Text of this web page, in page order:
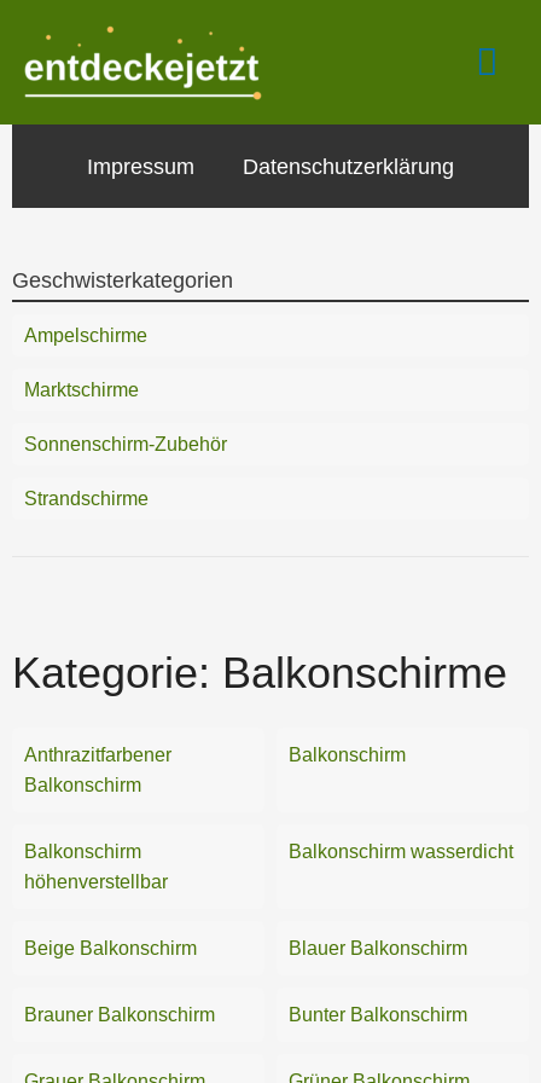
springen
Geschwisterkategorien
Ampelschirme
Marktschirme
Sonnenschirm-Zubehör
Strandschirme
Kategorie: Balkonschirme
Anthrazitfarbener
Balkonschirm
Balkonschirm
Balkonschirm
höhenverstellbar
Balkonschirm wasserdicht
Beige Balkonschirm Blauer Balkonschirm
Brauner Balkonschirm Bunter Balkonschirm
Impressum Datenschutzerklärung